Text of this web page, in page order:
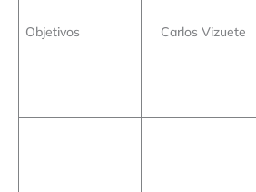
Objetivos Carlos Vizuete